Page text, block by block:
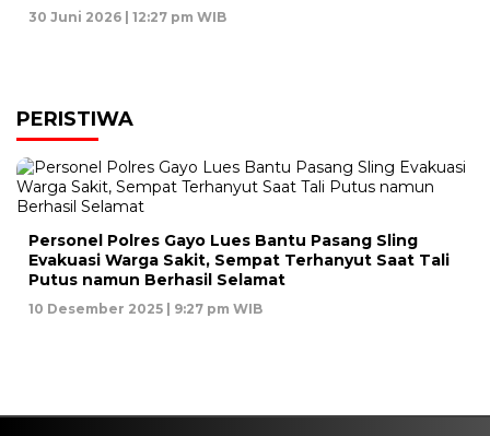
30 Juni 2026 | 12:27 pm WIB
PERISTIWA
Personel Polres Gayo Lues Bantu Pasang Sling
Evakuasi Warga Sakit, Sempat Terhanyut Saat Tali
Putus namun Berhasil Selamat
10 Desember 2025 | 9:27 pm WIB